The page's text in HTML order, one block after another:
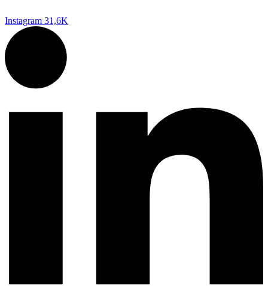
Instagram 31,6K